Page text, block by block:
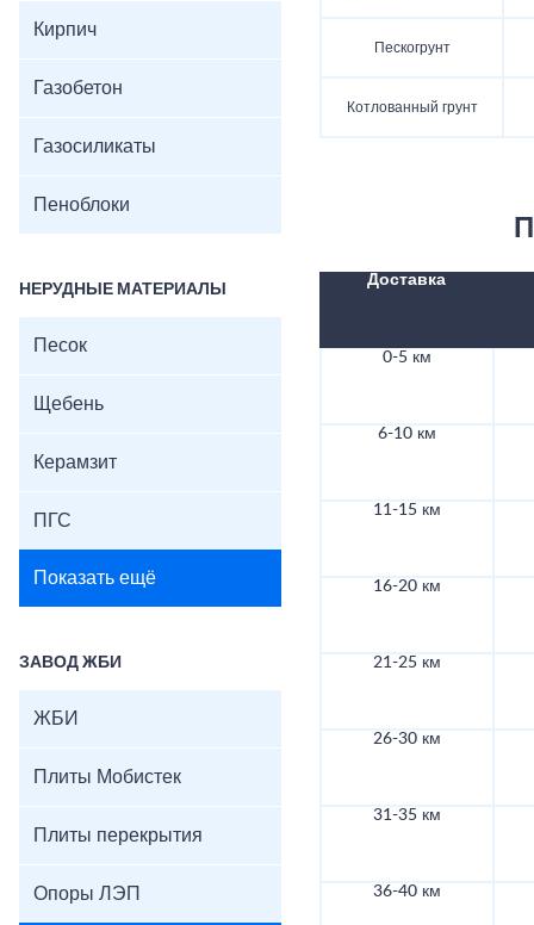
Кирпич
Газобетон
Газосиликаты
Пеноблоки
НЕРУДНЫЕ МАТЕРИАЛЫ
Песок
Щебень
Керамзит
ПГС
Показать ещё
ЗАВОД ЖБИ
ЖБИ
Плиты Мобистек
Плиты перекрытия
Опоры ЛЭП
Пескогрунт
Котлованный грунт
Доставка
0-5 км
6-10 км
11-15 км
16-20 км
21-25 км
26-30 км
31-35 км
36-40 км